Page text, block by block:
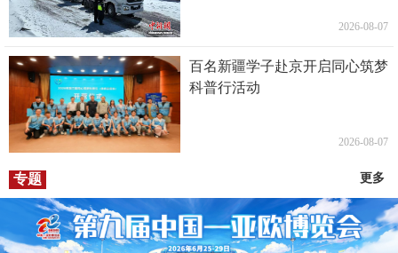
2026-08-07
百名新疆学子赴京开启同心筑梦
科普行活动
2026-08-07
专题 更多